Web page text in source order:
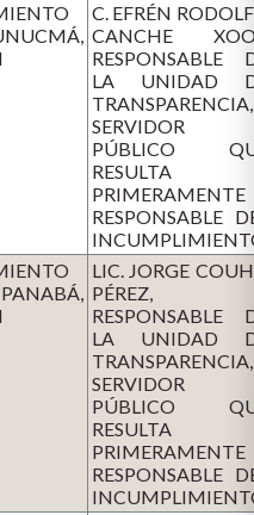
C. EFRÉN
CANCHE
RESPONSABLE
LA UNIDAD
TRANSPARENCIA,
SERVIDOR
PÚBLICO
RESULTA
PRIMERAMENTE
RESPONSABLE
LIC. JORGE
PÉREZ,
RESPONSABLE
LA UNIDAD
TRANSPARENCIA,
SERVIDOR
PÚBLICO
RESULTA
PRIMERAMENTE
RESPONSABLE